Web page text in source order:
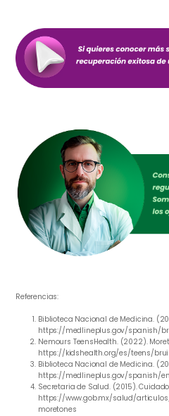
Referencias:
Biblioteca Nacional de Medicina.
https://medlineplus.gov/spanish/
Nemours TeensHealth. (2022).
https://kidshealth.org/es/teens/
Biblioteca Nacional de Medicina.
https://medlineplus.gov/spanish/
Secretaria de Salud. (2015).
https://www.gob.mx/salud/
moretones